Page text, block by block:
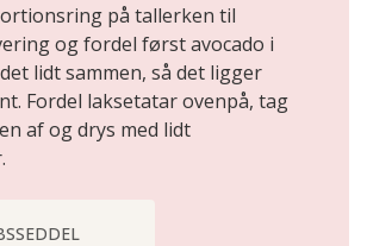
på tallerken til
og fordel først avocado i
lidt sammen, så det ligger
Fordel laksetatar ovenpå, tag
af og drys med lidt